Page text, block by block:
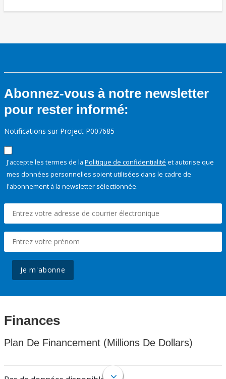
Abonnez-vous à notre newsletter
pour rester informé:
Notifications sur Project P007685
J'accepte les termes de la Politique de confidentialité et autorise que
mes données personnelles soient utilisées dans le cadre de
l'abonnement à la newsletter sélectionnée.
Je m'abonne
Finances
Plan De Financement (Millions De Dollars)